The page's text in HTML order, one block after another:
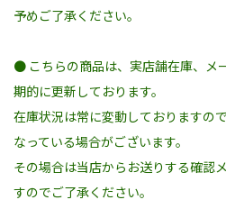
予めご了承ください。
● こちらの商品は、実店舗在庫、メ
期的に更新しております。
在庫状況は常に変動しておりますの
なっている場合がございます。
その場合は当店からお送りする確認
すのでご了承ください。